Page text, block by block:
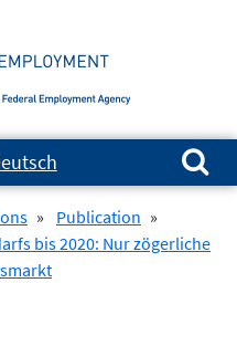
Search for:
» Publication »
bis 2020: Nur zögerliche